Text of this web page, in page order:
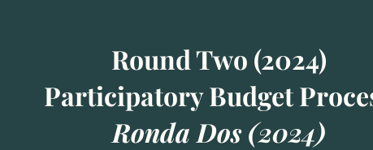
Round Two (2024)
Participatory Budget
Ronda Dos (2024)